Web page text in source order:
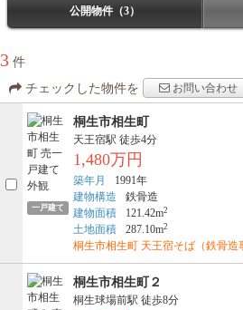
公開物件（3）
3 件
チェックした物件を
お問い合わせ
一戸建て
桐生市相生町
天王宿駅 徒歩4分
1,480万円
築年月
1991年
建物構造
鉄骨造
建物面積
121.42m2
土地面積 287.10m2
桐生市相生町 天王宿そば（鉄骨造
桐生市相生町２
桐生球場前駅 徒歩8分